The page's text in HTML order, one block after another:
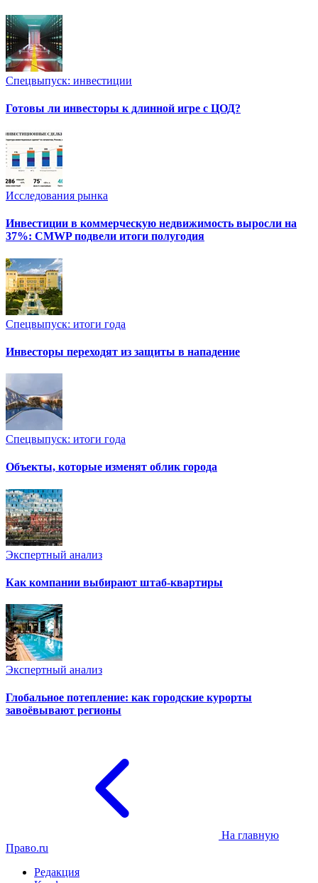
Спецвыпуск: инвестиции
Готовы ли инвесторы к длинной игре с ЦОД?
Исследования рынка
Инвестиции в коммерческую недвижимость выросли на
37%: CMWP подвели итоги полугодия
Спецвыпуск: итоги года
Инвесторы переходят из защиты в нападение
Спецвыпуск: итоги года
Объекты, которые изменят облик города
Экспертный анализ
Как компании выбирают штаб-квартиры
Экспертный анализ
Глобальное потепление: как городские курорты
завоёвывают регионы
На главную
Право.ru
Редакция